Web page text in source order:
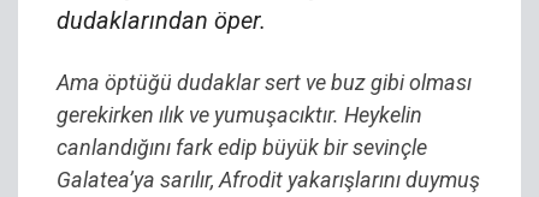
dudaklarından öper.
Ama öptüğü dudaklar sert ve buz gibi olması
gerekirken ılık ve yumuşacıktır. Heykelin
canlandığını fark edip büyük bir sevinçle
Galatea’ya sarılır, Afrodit yakarışlarını duymuş